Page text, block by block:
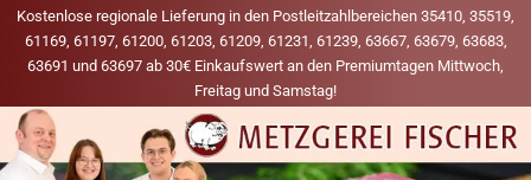
Kostenlose regionale Lieferung in den Postleitzahlbereichen 35410, 35519,
61169, 61197, 61200, 61203, 61209, 61231, 61239, 63667, 63679, 63683,
63691 und 63697 ab 30€ Einkaufswert an den Premiumtagen Mittwoch,
Freitag und Samstag!